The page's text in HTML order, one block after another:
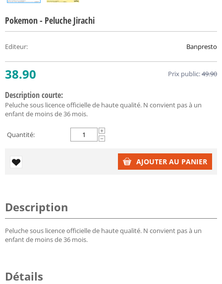
Pokemon - Peluche Jirachi
Editeur: Banpresto
38.90 Prix public:49.90
Description courte:
Peluche sous licence officielle de haute qualité. N convient pas à un
enfant de moins de 36 mois.
Quantité:
+
−
AJOUTER AU PANIER
Description
Peluche sous licence officielle de haute qualité. N convient pas à un
enfant de moins de 36 mois.
Détails